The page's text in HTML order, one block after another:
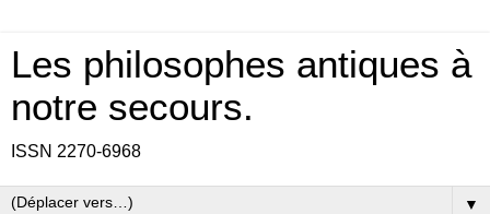
Les philosophes antiques à
notre secours.
ISSN 2270-6968
▼